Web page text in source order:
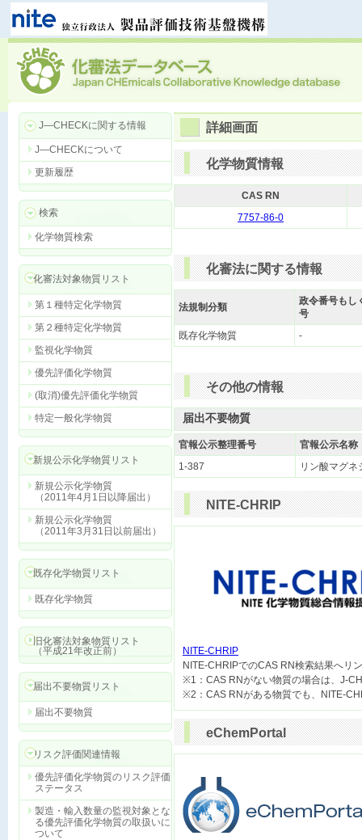
J―CHECKに関する情報
J―CHECKについて
更新履歴
検索
化学物質検索
化審法対象物質リスト
第１種特定化学物質
第２種特定化学物質
監視化学物質
優先評価化学物質
(取消)優先評価化学物質
特定一般化学物質
新規公示化学物質リスト
新規公示化学物質
（2011年4月1日以降届出）
新規公示化学物質
（2011年3月31日以前届出）
既存化学物質リスト
既存化学物質
旧化審法対象物質リスト
（平成21年改正前）
届出不要物質リスト
届出不要物質
リスク評価関連情報
優先評価化学物質のリスク評価
ステータス
製造・輸入数量の監視対象とな
る優先評価化学物質の取扱いに
ついて
詳細画面
化学物質情報
CAS RN
7757-86-0
化審法に関する情報
法規制分類
政令番号もし
号
既存化学物質
-
その他の情報
届出不要物質
官報公示整理番号
官報公示名称
1-387
リン酸マグネ
NITE-CHRIP
NITE-CHRIP
NITE-CHRIPでのCAS RN検索結果へリ
※1：CAS RNがない物質の場合は、J-
eChemPortal